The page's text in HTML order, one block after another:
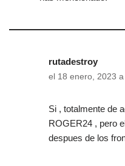
rutadestroy
el 18 enero, 2023
Si , totalmente de
ROGER24 , pero
despues de los